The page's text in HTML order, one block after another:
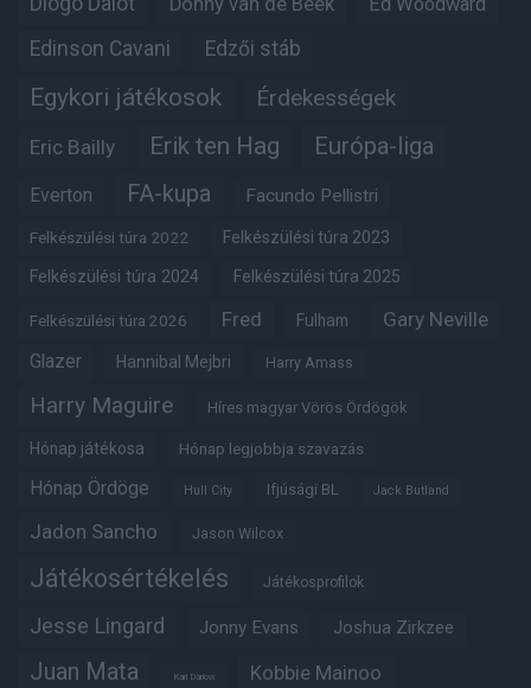
Edinson Cavani Edzői stáb
Egykori játékosok Érdekességek
Eric Bailly Erik ten Hag Európa-liga
Everton FA-kupa Facundo Pellistri
Felkészülési túra 2022 Felkészülési túra 2023
Felkészülési túra 2024 Felkészülési túra 2025
Felkészülési túra 2026 Fred Fulham Gary Neville
Glazer Hannibal Mejbri Harry Amass
Harry Maguire Híres magyar Vörös Ördögök
Hónap játékosa Hónap legjobbja szavazás
Hónap Ördöge Hull City Ifjúsági BL Jack Butland
Jadon Sancho Jason Wilcox
Játékosértékelés Játékosprofilok
Jesse Lingard Jonny Evans Joshua Zirkzee
Juan Mata Karl Darlow Kobbie Mainoo